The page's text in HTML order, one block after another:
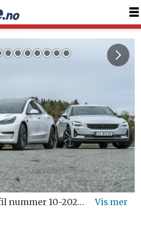
2021 - Foto: Øivind Skar